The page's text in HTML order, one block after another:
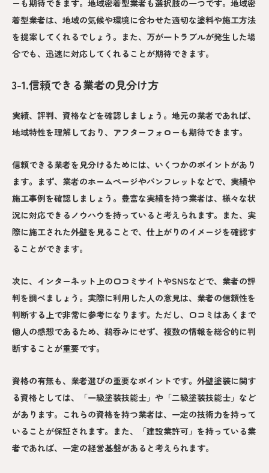
ーも期待できます。地域密着型業者も選択肢の一つです。地域密
着型業者は、地域の気候や環境に合わせた適切な塗料や施工方法
を提案してくれるでしょう。また、万が一トラブルが発生した場
合でも、迅速に対応してくれることが期待できます。
3-1.信頼できる業者の見分け方
実績、評判、資格などを確認しましょう。地元の業者であれば、
地域特性を理解しており、アフターフォローも期待できます。
信頼できる業者を見分けるためには、いくつかのポイントがあり
ます。まず、業者のホームページやパンフレットなどで、実績や
施工事例を確認しましょう。豊富な実績を持つ業者は、様々な状
況に対応できるノウハウを持っていると考えられます。また、実
際に施工された外壁を見ることで、仕上がりのイメージを確認す
ることができます。
次に、インターネット上の口コミサイトやSNSなどで、業者の評
判を調べましょう。実際に利用した人の意見は、業者の信頼性を
判断する上で非常に参考になります。ただし、口コミはあくまで
個人の感想であるため、鵜呑みにせず、複数の情報を総合的に判
断することが重要です。
資格の有無も、業者選びの重要なポイントです。外壁塗装に関す
る資格としては、「一級塗装技能士」や「二級塗装技能士」など
があります。これらの資格を持つ業者は、一定の技術力を持って
いることが保証されます。また、「建設業許可」を持っている業
者であれば、一定の経営基盤があると考えられます。